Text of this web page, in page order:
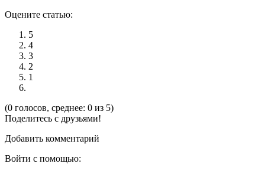
Оцените статью:
5
4
3
2
1
(0 голосов, среднее: 0 из 5)
Поделитесь с друзьями!
Добавить комментарий
Войти с помощью: